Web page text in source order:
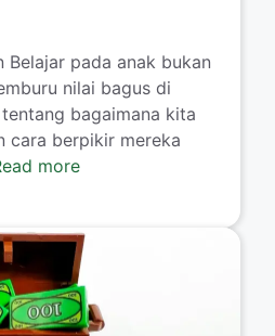
Belajar pada anak bukan
nilai bagus di
bagaimana kita
cara berpikir mereka
more